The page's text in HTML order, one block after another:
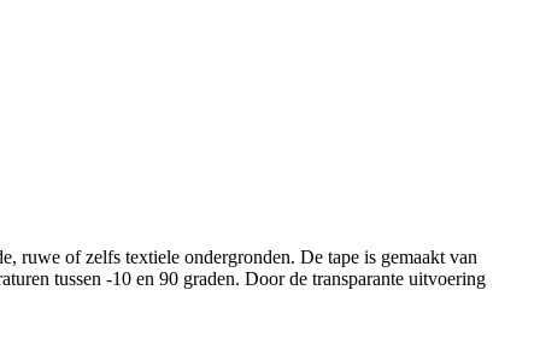
ruwe of zelfs textiele ondergronden. De tape is gemaakt van
tussen -10 en 90 graden. Door de transparante uitvoering